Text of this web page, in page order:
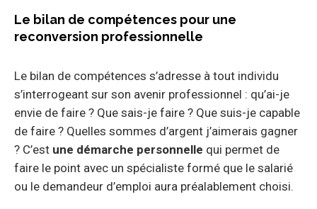
Le bilan de compétences pour une
reconversion professionnelle
Le bilan de compétences s’adresse à tout individu
s’interrogeant sur son avenir professionnel : qu’ai-je
envie de faire ? Que sais-je faire ? Que suis-je capable
de faire ? Quelles sommes d’argent j’aimerais gagner
? C’est une démarche personnelle qui permet de
faire le point avec un spécialiste formé que le salarié
ou le demandeur d’emploi aura préalablement choisi.